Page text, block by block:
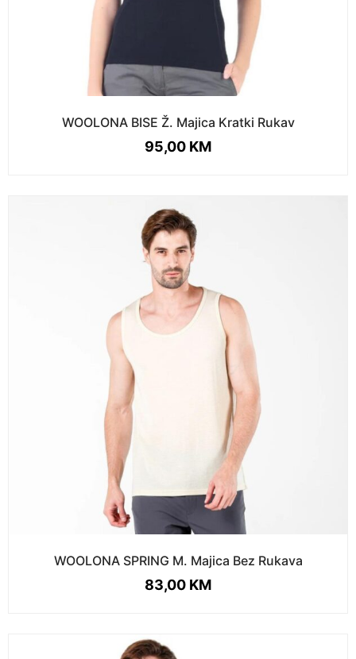
WOOLONA BISE Ž. Majica Kratki Rukav
95,00 KM
WOOLONA SPRING M. Majica Bez Rukava
83,00 KM